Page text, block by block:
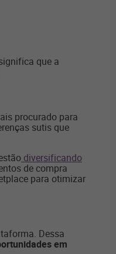
que a
procurado para
sutis que
diversificando
de compra
para otimizar
Dessa
em